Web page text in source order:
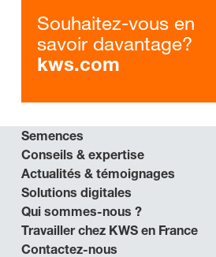
Souhaitez-vous en
savoir davantage?
kws.com
Semences
Conseils & expertise
Actualités & témoignages
Solutions digitales
Qui sommes-nous ?
Travailler chez KWS en France
Contactez-nous